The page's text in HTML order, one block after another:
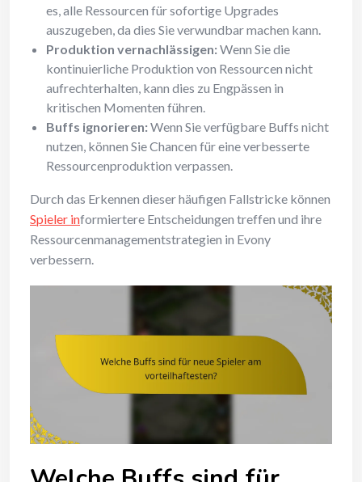
es, alle Ressourcen für sofortige Upgrades
auszugeben, da dies Sie verwundbar machen kann.
Produktion vernachlässigen:Wenn Sie die
kontinuierliche Produktion von Ressourcen nicht
aufrechterhalten, kann dies zu Engpässen in
kritischen Momenten führen.
Buffs ignorieren:Wenn Sie verfügbare Buffs nicht
nutzen, können Sie Chancen für eine verbesserte
Ressourcenproduktion verpassen.
Durch das Erkennen dieser häufigen Fallstricke können
Spieler informiertere Entscheidungen treffen und ihre
Ressourcenmanagementstrategien in Evony
verbessern.